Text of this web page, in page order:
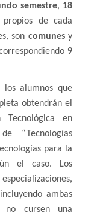
semestre, 18
propios de cada
son comunesy
9
alumnos que
obtendrán el
en
“Tecnologías
para la
el caso. Los
ambas
no cursen una